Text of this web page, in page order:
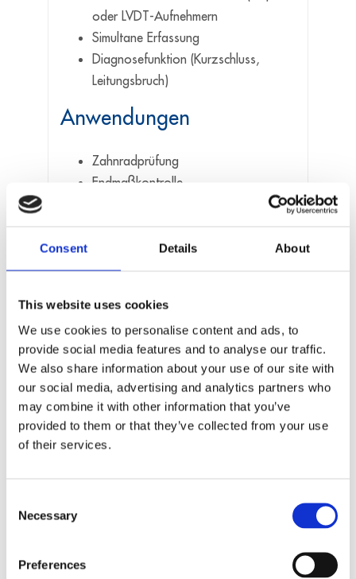
Consent Details About
This website uses cookies
We use cookies to personalise content and ads, to
provide social media features and to analyse our traffic.
We also share information about your use of our site with
our social media, advertising and analytics partners who
may combine it with other information that you’ve
provided to them or that they’ve collected from your use
of their services.
Selection
Necessary
Preferences
oder LVDT-Aufnehmern
Simultane Erfassung
Diagnosefunktion (Kurzschluss,
Leitungsbruch)
Anwendungen
Zahnradprüfung
Endmaßkontrolle
Industrielle Prozesskontrolle
Schnittstellen
EtherCAT
Schneller 24 V Triggereingang
24V-Versorgung